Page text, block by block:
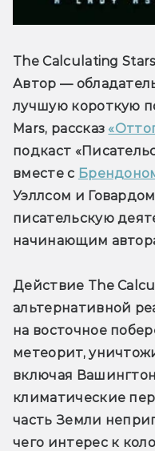
The Calculating
Автор —
лучшую короткую
Mars, рассказ
подкаст
вместе с
Уэллсом и
писательскую
начинающим
Действие The
альтернативной
на восточное
метеорит,
включая
климатические
часть Земли
чего интерес к